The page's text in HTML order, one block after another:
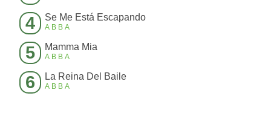
4 Se Me Está Escapando
ABBA
5 Mamma Mia
ABBA
6 La Reina Del Baile
ABBA